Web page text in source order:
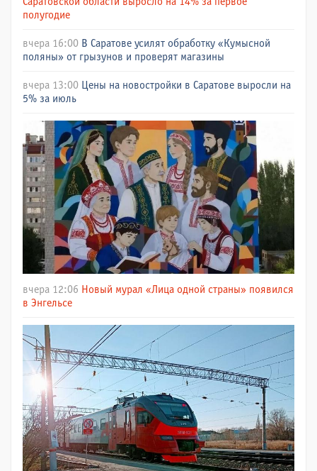
полугодие
вчера 16:00 В Саратове усилят обработку «Кумысной
поляны» от грызунов и проверят магазины
вчера 13:00 Цены на новостройки в Саратове выросли на
5% за июль
вчера 12:06 Новый мурал «Лица одной страны» появился
в Энгельсе